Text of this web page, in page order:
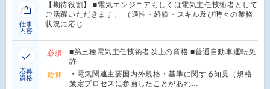
仕事
内容
【期待役割】 ■電気エンジニアもしくは電気主任技術者として
ご活躍いただきます。 （適性・経験・スキル及び時々の業務
状況に応じ…
応募
資格
必須
■第三種電気主任技術者以上の資格 ■普通自動車運転免
許
歓迎
・電気関連主要国内外規格・基準に関する知見（規格
策定プロセスに参画したことがあれ…